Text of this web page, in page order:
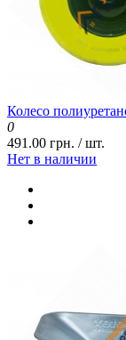
Колесо
0
491.00 грн. / шт.
Нет в наличии